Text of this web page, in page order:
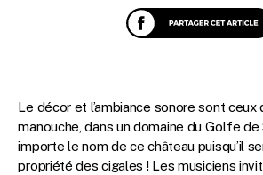
Le décor et l’ambiance sonore sont ceux
manouche, dans un domaine du Golfe
importe le nom de ce château puisqu’il
propriété des cigales ! Les musiciens